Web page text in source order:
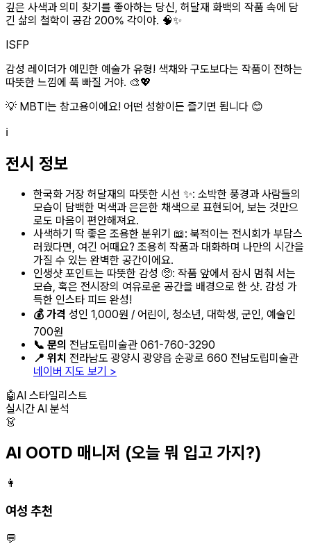
깊은 사색과 의미 찾기를 좋아하는 당신, 허달재 화백의 작품 속에 담
긴 삶의 철학이 공감 200% 각이야. 🧠✨
ISFP
감성 레이더가 예민한 예술가 유형! 색채와 구도보다는 작품이 전하는
따뜻한 느낌에 푹 빠질 거야. 🎨💖
💡 MBTI는 참고용이에요! 어떤 성향이든 즐기면 됩니다 😊
ℹ️
전시 정보
한국화 거장 허달재의 따뜻한 시선 ✨: 소박한 풍경과 사람들의
모습이 담백한 먹색과 은은한 채색으로 표현되어, 보는 것만으
로도 마음이 편안해져요.
사색하기 딱 좋은 조용한 분위기 📖: 북적이는 전시회가 부담스
러웠다면, 여긴 어때요? 조용히 작품과 대화하며 나만의 시간을
가질 수 있는 완벽한 공간이에요.
인생샷 포인트는 따뜻한 감성 🥺: 작품 앞에서 잠시 멈춰 서는
모습, 혹은 전시장의 여유로운 공간을 배경으로 한 샷. 감성 가
득한 인스타 피드 완성!
💰 가격 성인 1,000원 / 어린이, 청소년, 대학생, 군인, 예술인
700원
📞 문의 전남도립미술관 061-760-3290
📍 위치 전라남도 광양시 광양읍 순광로 660 전남도립미술관
네이버 지도 보기 >
🤖AI 스타일리스트
실시간 AI 분석
👗
AI OOTD 매니저 (오늘 뭐 입고 가지?)
👩
여성 추천
💬